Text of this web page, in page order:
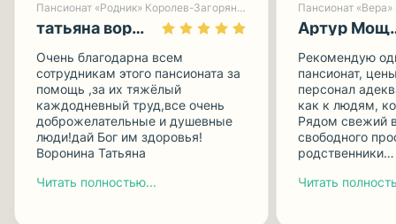
Пансионат «Родник» Королев-Загорянский
татьяна воронина
Очень благодарна всем
сотрудникам этого пансионата за
помощь ,за их тяжёлый
каждодневный труд,все очень
доброжелательные и душевные
люди!дай Бог им здоровья!
Воронина Татьяна
Читать полностью...
Пансионат
Рекомендую
пансионат,
персонал
как к людям,
Рядом свежий
свободного
родственники…
Читать